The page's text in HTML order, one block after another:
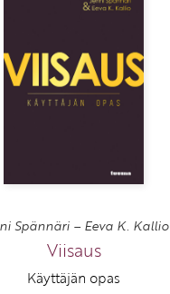
Spännäri – Eeva K. Kallio
Viisaus
Käyttäjän opas